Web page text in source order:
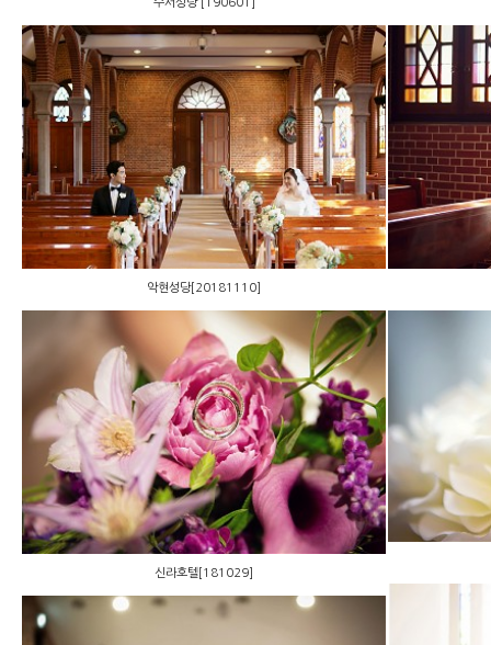
악현성당[20181110]
악현성당[20181110]
신라호텔[181029]
신라호텔[181029]